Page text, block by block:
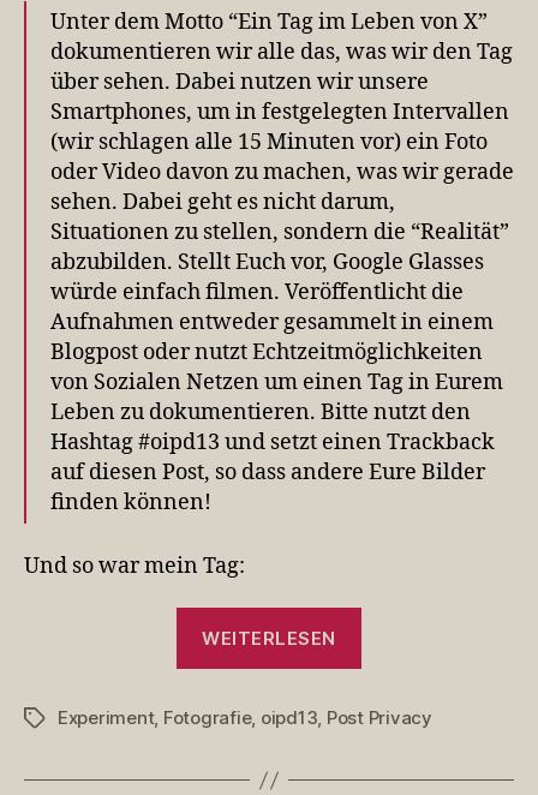
Unter dem Motto “Ein Tag im Leben von X”
dokumentieren wir alle das, was wir den Tag
über sehen. Dabei nutzen wir unsere
Smartphones, um in festgelegten Intervallen
(wir schlagen alle 15 Minuten vor) ein Foto
oder Video davon zu machen, was wir gerade
sehen. Dabei geht es nicht darum,
Situationen zu stellen, sondern die “Realität”
abzubilden. Stellt Euch vor, Google Glasses
würde einfach filmen. Veröffentlicht die
Aufnahmen entweder gesammelt in einem
Blogpost oder nutzt Echtzeitmöglichkeiten
von Sozialen Netzen um einen Tag in Eurem
Leben zu dokumentieren. Bitte nutzt den
Hashtag #oipd13 und setzt einen Trackback
auf diesen Post, so dass andere Eure Bilder
finden können!
Und so war mein Tag:
WEITERLESEN
Leben
Dentaku
Schlagwörter
Experiment, Fotografie, oipd13, Post Privacy